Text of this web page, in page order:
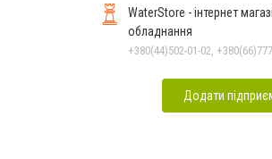
WaterStore - інтернет
обладнання
Додати